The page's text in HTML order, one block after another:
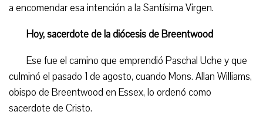
a encomendar esa intención a la Santísima Virgen.
Hoy, sacerdote de la diócesis de Breentwood
Ese fue el camino que emprendió Paschal Uche y que
culminó el pasado 1 de agosto, cuando Mons. Allan Williams,
obispo de Breentwood en Essex, lo ordenó como
sacerdote de Cristo.